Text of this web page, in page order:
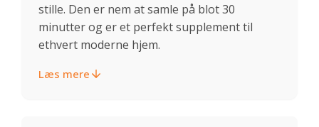
stille. Den er nem at samle på blot 30
minutter og er et perfekt supplement til
ethvert moderne hjem.
Læs mere